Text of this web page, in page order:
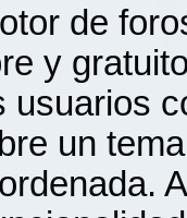
de
y
usuarios
un